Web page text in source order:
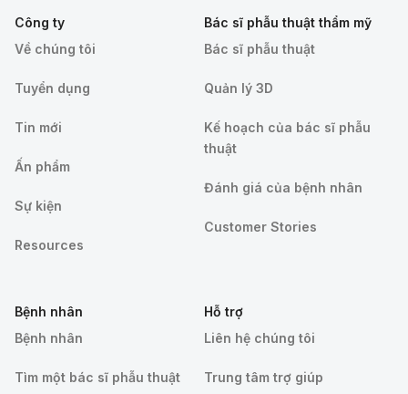
Công ty
Về chúng tôi
Tuyển dụng
Tin mới
Ấn phẩm
Sự kiện
Resources
Bác sĩ phẫu thuật thẩm mỹ
Bác sĩ phẫu thuật
Quản lý 3D
Kế hoạch của bác sĩ phẫu
thuật
Đánh giá của bệnh nhân
Customer Stories
Bệnh nhân
Bệnh nhân
Tìm một bác sĩ phẫu thuật
Hỗ trợ
Liên hệ chúng tôi
Trung tâm trợ giúp